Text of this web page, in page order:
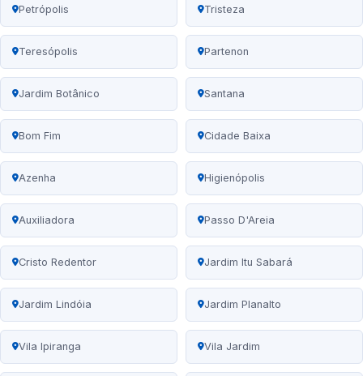
Petrópolis Tristeza
Teresópolis Partenon
Jardim Botânico Santana
Bom Fim Cidade Baixa
Azenha Higienópolis
Auxiliadora Passo D'Areia
Cristo Redentor Jardim Itu Sabará
Jardim Lindóia Jardim Planalto
Vila Ipiranga Vila Jardim